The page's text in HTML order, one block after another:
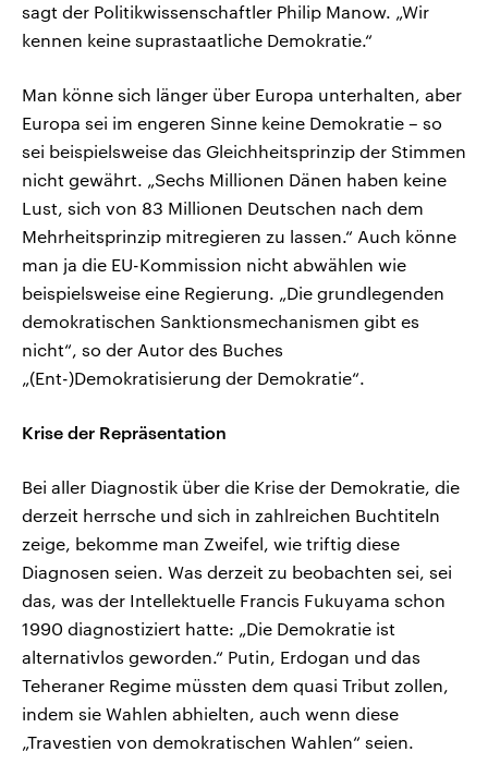
sagt der Politikwissenschaftler Philip Manow. „Wir
kennen keine suprastaatliche Demokratie.“
Man könne sich länger über Europa unterhalten, aber
Europa sei im engeren Sinne keine Demokratie – so
sei beispielsweise das Gleichheitsprinzip der Stimmen
nicht gewährt. „Sechs Millionen Dänen haben keine
Lust, sich von 83 Millionen Deutschen nach dem
Mehrheitsprinzip mitregieren zu lassen.“ Auch könne
man ja die EU-Kommission nicht abwählen wie
beispielsweise eine Regierung. „Die grundlegenden
demokratischen Sanktionsmechanismen gibt es
nicht“, so der Autor des Buches
„(Ent-)Demokratisierung der Demokratie“.
Krise der Repräsentation
Bei aller Diagnostik über die Krise der Demokratie, die
derzeit herrsche und sich in zahlreichen Buchtiteln
zeige, bekomme man Zweifel, wie triftig diese
Diagnosen seien. Was derzeit zu beobachten sei, sei
das, was der Intellektuelle Francis Fukuyama schon
1990 diagnostiziert hatte: „Die Demokratie ist
alternativlos geworden.“ Putin, Erdogan und das
Teheraner Regime müssten dem quasi Tribut zollen,
indem sie Wahlen abhielten, auch wenn diese
„Travestien von demokratischen Wahlen“ seien.